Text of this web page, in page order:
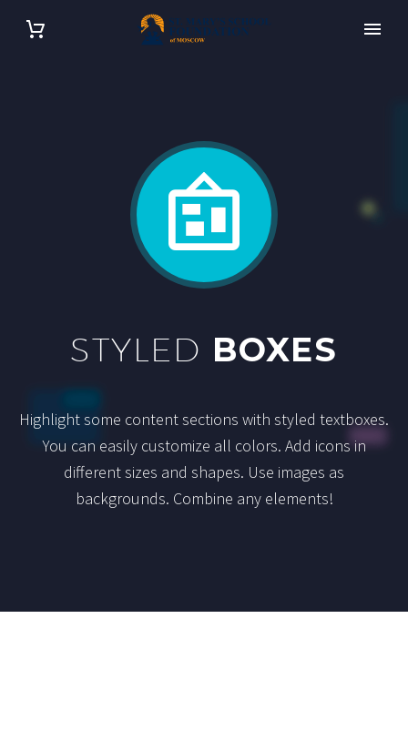
STYLED BOXES
Highlight some content sections with styled textboxes.
You can easily customize all colors. Add icons in
different sizes and shapes. Use images as
backgrounds. Combine any elements!